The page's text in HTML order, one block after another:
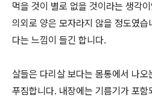
먹을 것이 별로 없을 것이라는 생각
의외로 양은 모자라지 않을 정도였
다는 느낌이 들긴 합니다.
살들은 다리살 보다는 몸통에서 나
푸짐합니다. 내장에는 기름기가 포